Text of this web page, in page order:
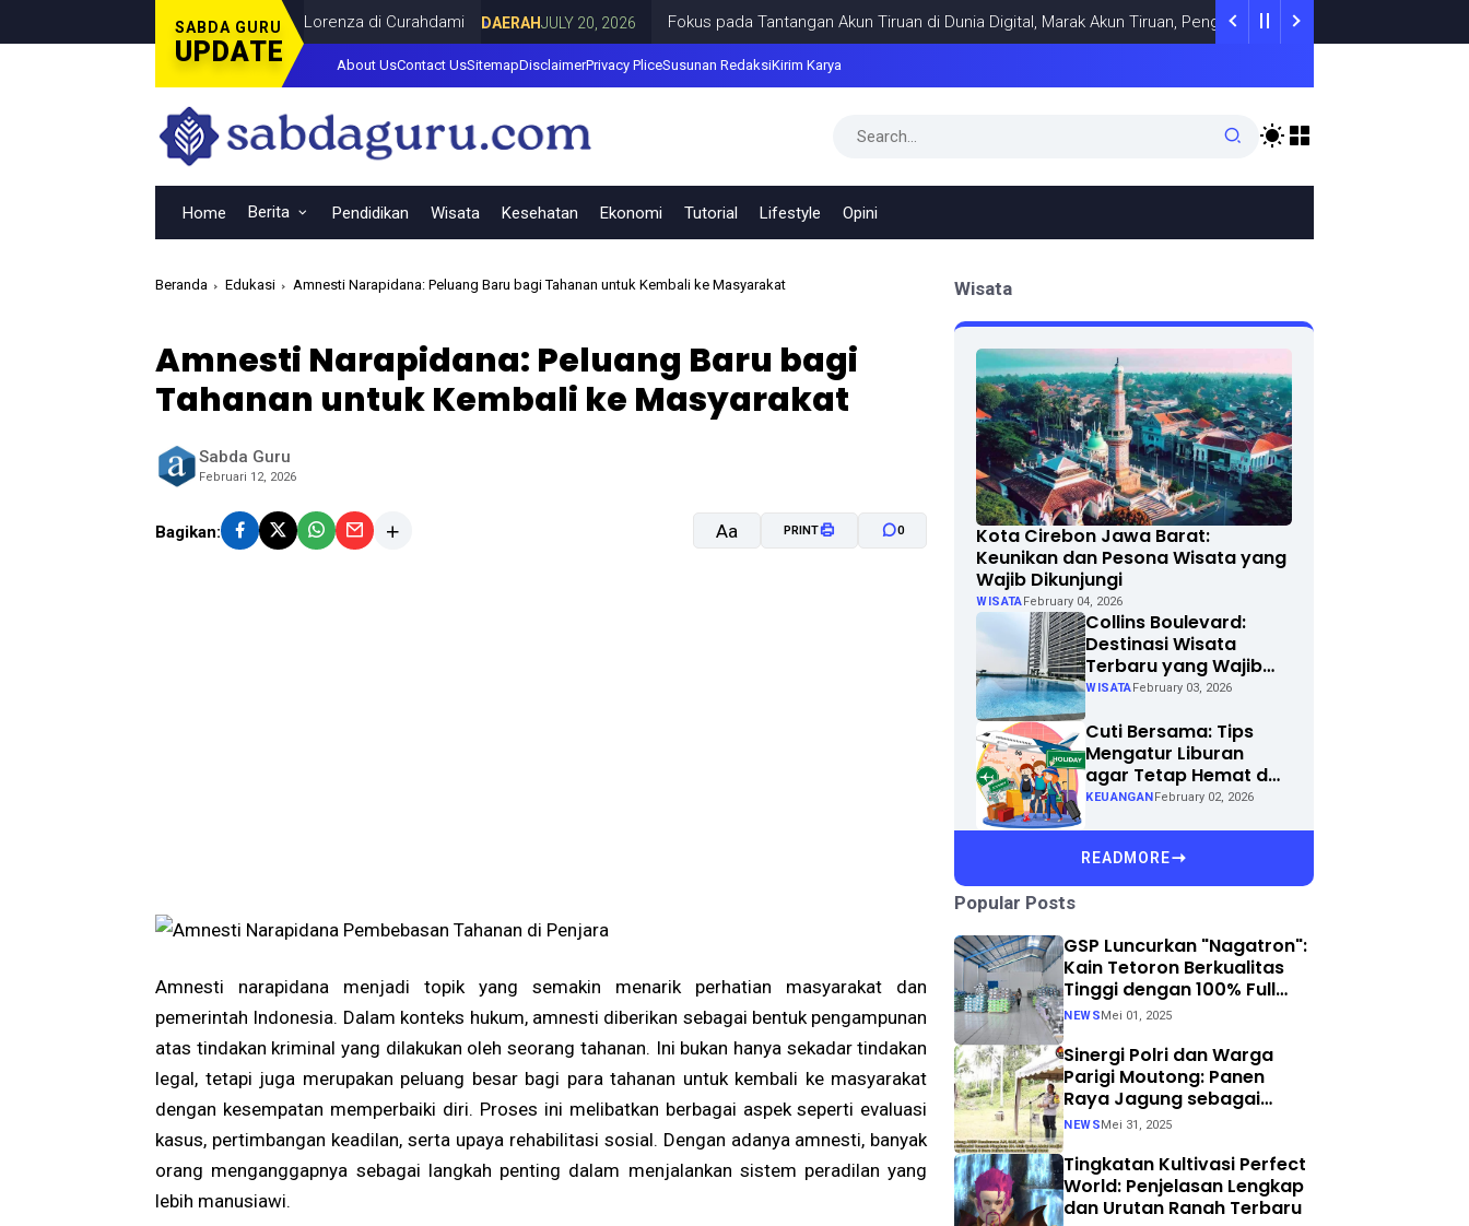
SABDA GURU
UPDATE
Final Piala Dunia Bersama Dina Lorenza di Curahdami DAERAHJULY 20, 2026 Fokus pada Tantangan Akun Tiruan di Dunia Digital, Marak Akun Tiruan, Pengelola TikTok @samsungstore.ta Siapkan
About UsContact UsSitemapDisclaimerPrivacy PliceSusunan RedaksiKirim Karya
Home Berita Pendidikan Wisata Kesehatan Ekonomi Tutorial Lifestyle Opini
Beranda Edukasi Amnesti Narapidana: Peluang Baru bagi Tahanan untuk Kembali ke Masyarakat
Amnesti Narapidana: Peluang Baru bagi
Tahanan untuk Kembali ke Masyarakat
Sabda Guru
Februari 12, 2026
Bagikan: Aa PRINT 0
Amnesti narapidana menjadi topik yang semakin menarik perhatian masyarakat dan
pemerintah Indonesia. Dalam konteks hukum, amnesti diberikan sebagai bentuk pengampunan
atas tindakan kriminal yang dilakukan oleh seorang tahanan. Ini bukan hanya sekadar tindakan
legal, tetapi juga merupakan peluang besar bagi para tahanan untuk kembali ke masyarakat
dengan kesempatan memperbaiki diri. Proses ini melibatkan berbagai aspek seperti evaluasi
kasus, pertimbangan keadilan, serta upaya rehabilitasi sosial. Dengan adanya amnesti, banyak
orang menganggapnya sebagai langkah penting dalam menjalankan sistem peradilan yang
lebih manusiawi.
Wisata
Kota Cirebon Jawa Barat:
Keunikan dan Pesona Wisata yang
Wajib Dikunjungi
WISATA February 04, 2026
Collins Boulevard:
Destinasi Wisata
Terbaru yang Wajib
Dikunjungi di Kota
WISATA February 03, 2026
Cuti Bersama: Tips
Mengatur Liburan
agar Tetap Hemat dan
Menyenangkan
KEUANGAN February 02, 2026
READMORE
Popular Posts
GSP Luncurkan "Nagatron":
Kain Tetoron Berkualitas
Tinggi dengan 100% Full
Process
NEWS Mei 01, 2025
Sinergi Polri dan Warga
Parigi Moutong: Panen
Raya Jagung sebagai
Langkah Nyata Menuju
NEWS Mei 31, 2025
Tingkatan Kultivasi Perfect
World: Penjelasan Lengkap
dan Urutan Ranah Terbaru